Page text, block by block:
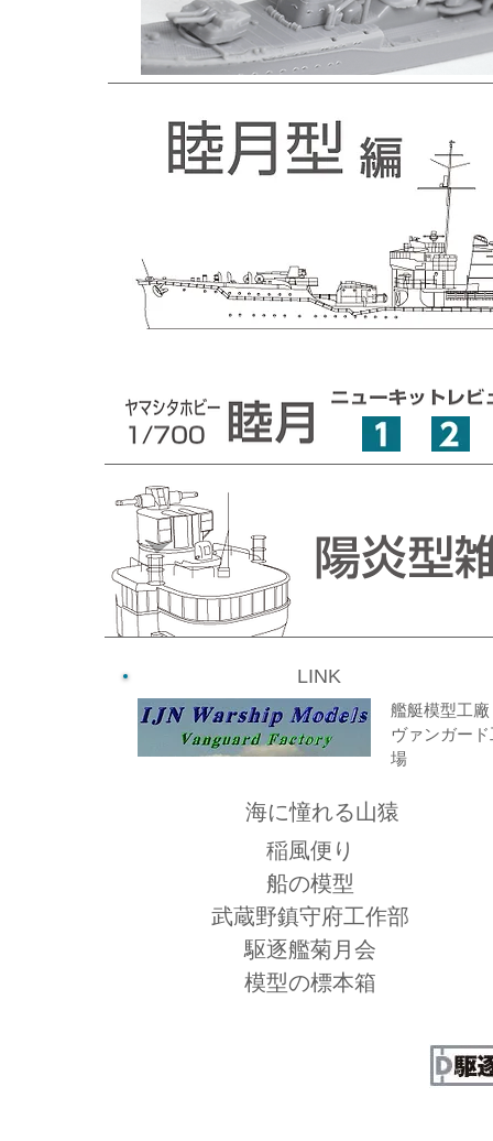
艦艇模型工廠
ヴァンガード
場
海に憧れる山猿
稲風便り
船の模型
武蔵野鎮守府工作部
​​駆逐艦菊月会
模型の標本箱
LINK